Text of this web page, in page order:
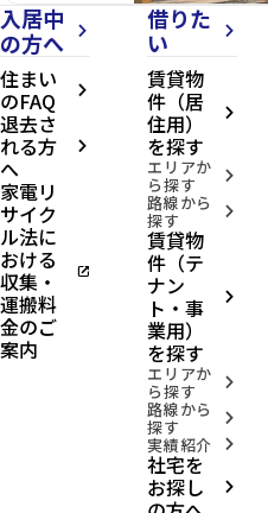
入居中
の方へ
arrow_forward_ios
住まい
のFAQ arrow_forward_ios
退去さ
れる方
へ
arrow_forward_ios
家電リ
サイク
ル法に
おける
収集・
運搬料
金のご
案内
open_in_new
借りた
い
arrow_forward_ios
賃貸物
件（居
住用）
を探す
arrow_forward_ios
エリアか
ら探す arrow_forward_ios
路線から
探す arrow_forward_ios
賃貸物
件（テ
ナン
ト・事
業用）
を探す
arrow_forward_ios
エリアか
ら探す arrow_forward_ios
路線から
探す arrow_forward_ios
実績紹介 arrow_forward_ios
社宅を
お探し arrow_forward_ios